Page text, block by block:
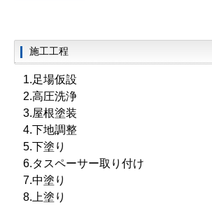
施工工程
1.足場仮設
2.高圧洗浄
3.屋根塗装
4.下地調整
5.下塗り
6.タスペーサー取り付け
7.中塗り
8. 上塗り